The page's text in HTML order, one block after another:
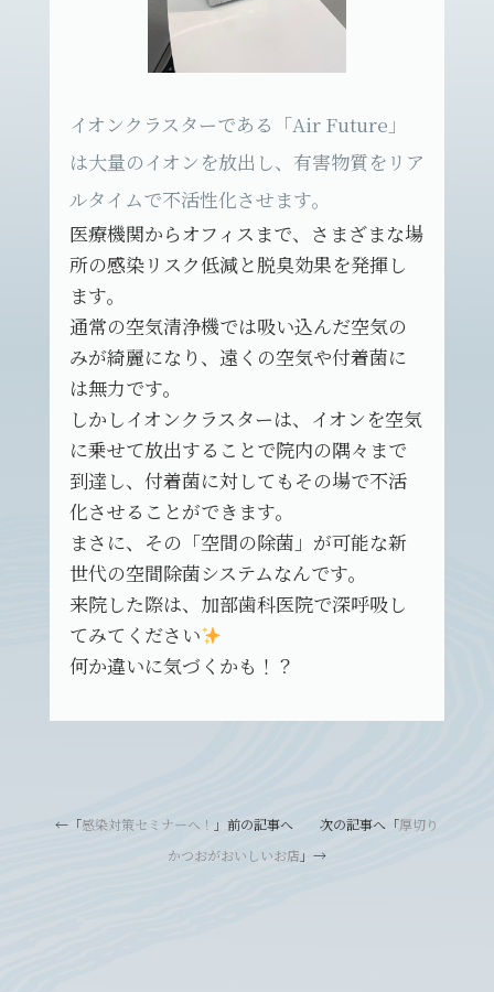
イオンクラスターである「Air Future」
は大量のイオンを放出し、有害物質をリア
ルタイムで不活性化させます。
医療機関からオフィスまで、さまざまな場
所の感染リスク低減と脱臭効果を発揮し
ます。
通常の空気清浄機では吸い込んだ空気の
みが綺麗になり、遠くの空気や付着菌に
は無力です。
しかしイオンクラスターは、イオンを空気
に乗せて放出することで院内の隅々まで
到達し、付着菌に対してもその場で不活
化させることができます。
まさに、その「空間の除菌」が可能な新
世代の空間除菌システムなんです。
来院した際は、加部歯科医院で深呼吸し
てみてください
何か違いに気づくかも！？
←「感染対策セミナーへ！ 」前の記事へ 次の記事へ「厚切り
かつおがおいしいお店 」→